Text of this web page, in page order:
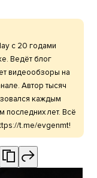
с 20 годами
Ведёт блог
видеообзоры на
Автор тысяч
каждым
лет. Всё
t.me/evgenmt!